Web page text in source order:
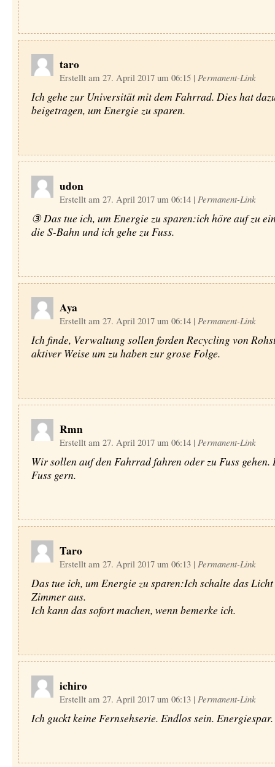
taro
Erstellt am 27. April 2017 um 06:15 | Permanent-Link
Ich gehe zur Universität mit dem Fahrrad. Dies hat
beigetragen, um Energie zu sparen.
udon
Erstellt am 27. April 2017 um 06:14 | Permanent-Link
③ Das tue ich, um Energie zu sparen:ich höre auf zu
die S-Bahn und ich gehe zu Fuss.
Aya
Erstellt am 27. April 2017 um 06:14 | Permanent-Link
Ich finde, Verwaltung sollen forden Recycling von
aktiver Weise um zu haben zur grose Folge.
Rmn
Erstellt am 27. April 2017 um 06:14 | Permanent-Link
Wir sollen auf den Fahrrad fahren oder zu Fuss gehen.
Fuss gern.
Taro
Erstellt am 27. April 2017 um 06:13 | Permanent-Link
Das tue ich, um Energie zu sparen:Ich schalte das
Zimmer aus.
Ich kann das sofort machen, wenn bemerke ich.
ichiro
Erstellt am 27. April 2017 um 06:13 | Permanent-Link
Ich guckt keine Fernsehserie. Endlos sein. Energiespar.